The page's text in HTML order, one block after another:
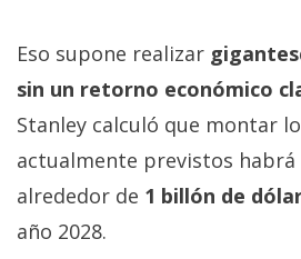
Eso supone realizar
sin un retorno económico
Stanley calculó que montar
actualmente previstos habrá
alrededor de 1 billón de
año 2028.